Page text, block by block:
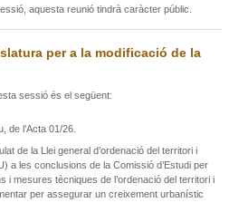
aquesta reunió tindrà caràcter públic.
per a la modificació de la
sessió és el següent:
de l’Acta 01/26.
de la Llei general d’ordenació del territori i
a les conclusions de la Comissió d’Estudi per
i mesures tècniques de l’ordenació del territori i
per assegurar un creixement urbanístic